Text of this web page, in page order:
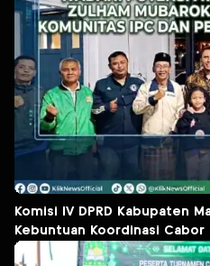
Komisi IV DPRD Kabupaten
Kebuntuan Koordinasi Cabor